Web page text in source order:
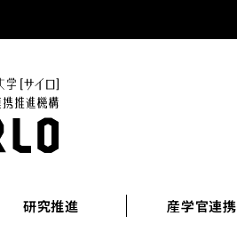
研究推進 産学官連携